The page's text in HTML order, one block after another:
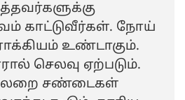
காட்டுவீர்கள். நோய்
உண்டாகும்.
செலவு ஏற்படும்.
சண்டைகள்